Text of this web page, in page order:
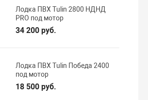
Лодка ПВХ Tulin 2800 НДНД
PRO под мотор
34 200 руб.
Лодка ПВХ Tulin Победа 2400
под мотор
18 500 руб.